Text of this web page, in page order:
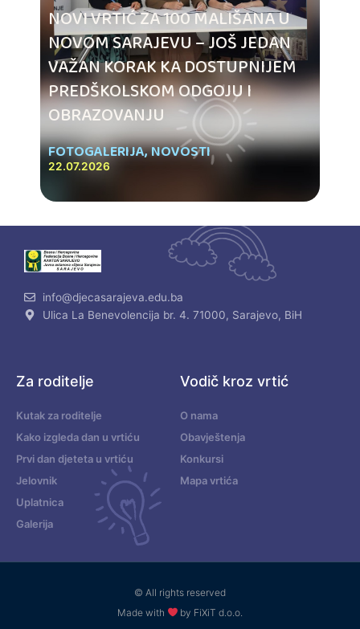
NOVI VRTIĆ ZA 100 MALIŠANA U
NOVOM SARAJEVU – JOŠ JEDAN
VAŽAN KORAK KA DOSTUPNIJEM
PREDŠKOLSKOM ODGOJU I
OBRAZOVANJU
FOTOGALERIJA,NOVOSTI
22.07.2026
info@djecasarajeva.edu.ba
Ulica La Benevolencija br. 4. 71000, Sarajevo, BiH
Za roditelje
Kutak za roditelje
Kako izgleda dan u vrtiću
Prvi dan djeteta u vrtiću
Jelovnik
Uplatnica
Galerija
Vodič kroz vrtić
O nama
Obavještenja
Konkursi
Mapa vrtića
© All rights reserved
Made with
by FiXiT d.o.o.